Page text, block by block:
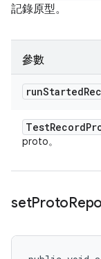
記錄原型。
參數
runStarted
TestRecord
proto。
setProto